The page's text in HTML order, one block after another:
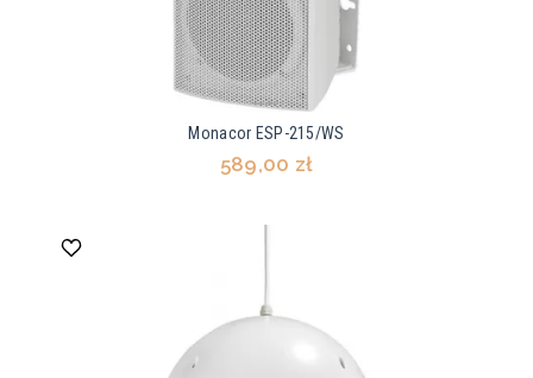
Monacor ESP-215/WS
589,00 zł